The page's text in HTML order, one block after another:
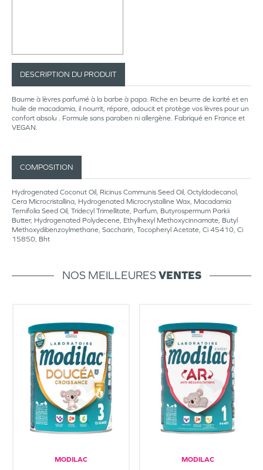
DESCRIPTION DU PRODUIT
Baume à lèvres parfumé à la barbe à papa. Riche en beurre de karité et en
huile de macadamia, il nourrit, répare, adoucit et protège vos lèvres pour un
confort absolu . Formule sans paraben ni allergène. Fabriqué en France et
VEGAN.
COMPOSITION
Hydrogenated Coconut Oil, Ricinus Communis Seed Oil, Octyldodecanol,
Cera Microcristallina, Hydrogenated Microcrystalline Wax, Macadamia
Ternifolia Seed Oil, Tridecyl Trimellitate, Parfum, Butyrospermum Parkii
Butter, Hydrogenated Polydecene, Ethylhexyl Methoxycinnamate, Butyl
Methoxydibenzoylmethane, Saccharin, Tocopheryl Acetate, Ci 45410, Ci
15850, Bht
NOS MEILLEURESVENTES
MODILAC
MODILAC